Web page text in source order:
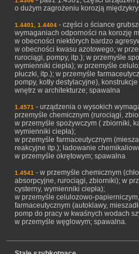
o dużym zagrożeniu korozją
1.4401, 1.4404 - części o ściance
wymaganiach odporności na korozję
w obecności niektórych bardzo
w obecności kwasu azotowego; w
rurociągi, pompy, itp.); w przemyśle
wymienniki ciepła); w przemyśle
płuczki, itp.); w przemyśle
pompy, kotły destylacyjne),
wnętrz w architekturze; spawalna
1.4571 - urządzenia o wysokich
przemyśle chemicznym (rurociągi,
w przemyśle spożywczym ( zbiorniki,
wymienniki ciepła);
w przemyśle farmaceutycznym
reakcyjne itp.); ładowanie
w przemyśle okrętowym; spawalna
1.4541 - w przemyśle chemicznym
absorpcyjne, rurociągi, zbiorniki); w
cysterny, wymienniki ciepła);
w przemyśle celulozowo-
farmaceutycznym (autoklawy,
pomp do pracy w kwaśnych wodach
w przemyśle węglowym; spawalna.